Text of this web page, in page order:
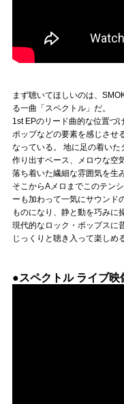
まず聴いてほしいのは、
る一曲「スペクトル」だ。
1st EPのリード曲的な位置づ
ポップなどの要素を感じさせ
なっている。 地に足の着い
作り出すベース、メロウな空
落ち着いた繊細な雰囲気を生
そこからAメロまでこのテン
ーも加わって一気にサウンド
ものになり、静と動を巧みに
現代的なロック・ポップスに
じっくりと聴き入って楽しめ
●スペクトル ライブ映